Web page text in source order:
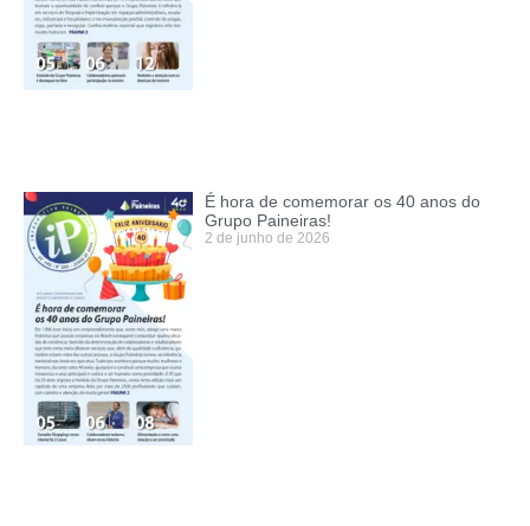
É hora de comemorar os 40 anos do
Grupo Paineiras!
2 de junho de 2026